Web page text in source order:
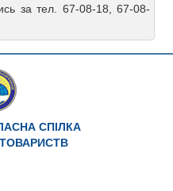
за тел. 67-08-18, 67-08-
СПІЛКА